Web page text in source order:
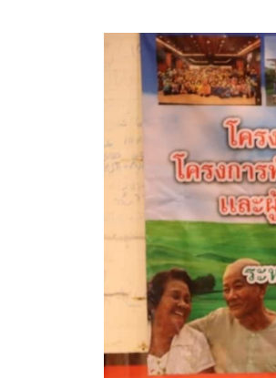
ประกาศจัดซื้อ-จัดจ้าง
ประกาศจัดซื้อ-จัดจ้างภาครัฐ
รายงานผู้ใช้บริการกล้อง CCTV
ข้อมูลการเลือกตั้ง
นโยบายคุ้มครองข้อมูลส่วนบุคคล
มาตรฐานกำหนดตำแหน่ง